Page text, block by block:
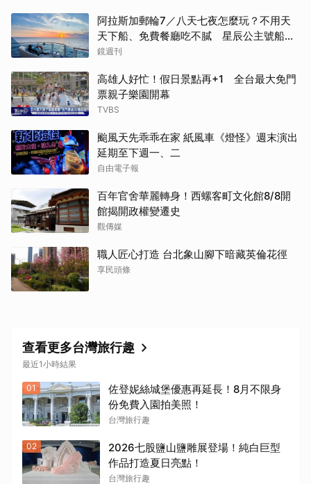
阿拉斯加郵輪7／八天七夜怎麼玩？不用天
天下船、免費餐廳吃不膩 星辰公主號船上
一日生活公開
鏡週刊
高雄人好忙！假日景點再+1 全台最大免門
票親子樂園開幕
TVBS
颱風天先乖乖在家 紙風車《燈怪》週末演出
延期至下週一、二
自由電子報
百年官舍華麗轉身！西螺客町文化館8/8開
館揭開政權變遷史
觀傳媒
職人匠心打造 台北象山腳下暗藏英倫花徑
享民頭條
查看更多台灣旅行趣
最近1小時結果
01
佐登妮絲城堡優惠再延長！8月不限身
份免費入園拍美照！
台灣旅行趣
02
2026七股鹽山鹽雕展登場！純白巨型
作品打造夏日亮點！
台灣旅行趣